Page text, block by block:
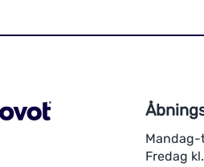
Mandag-
Fredag